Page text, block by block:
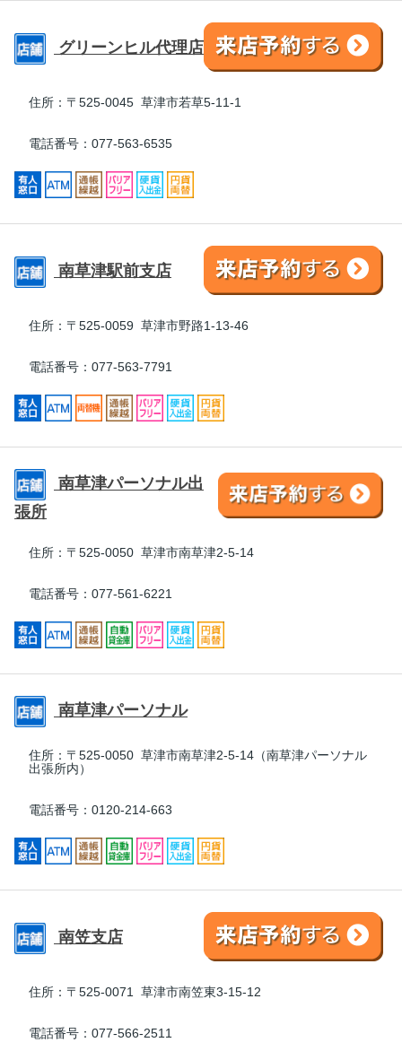
グリーンヒル代理店
住所： 〒525-0045 草津市若草5-11-1
電話番号：077-563-6535
南草津駅前支店
住所： 〒525-0059 草津市野路1-13-46
電話番号：077-563-7791
南草津パーソナル出
張所
住所： 〒525-0050 草津市南草津2-5-14
電話番号：077-561-6221
南草津パーソナル
住所： 〒525-0050 草津市南草津2-5-14（南草津パーソナル
出張所内）
電話番号：0120-214-663
南笠支店
住所： 〒525-0071 草津市南笠東3-15-12
電話番号：077-566-2511